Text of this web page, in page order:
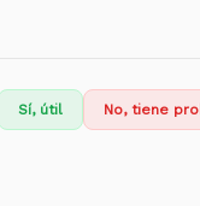
Sí, útil No, tiene